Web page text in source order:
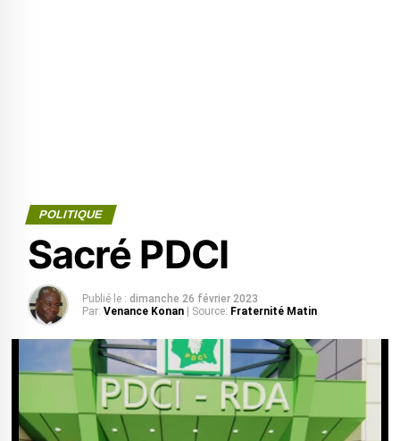
POLITIQUE
Sacré PDCI
Publié le : dimanche 26 février 2023
Par: Venance Konan | Source: Fraternité Matin